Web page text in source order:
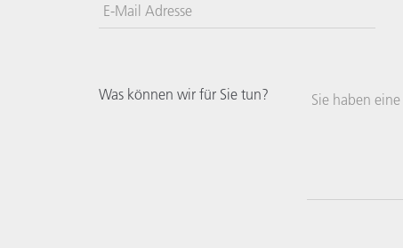
E-Mail Adresse
Was können wir für Sie tun? Sie haben